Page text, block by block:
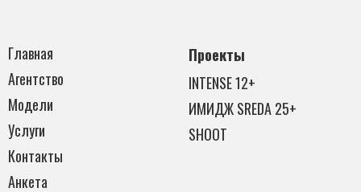
Главная
Агентство
Модели
Услуги
Контакты
Анкета
Проекты
INTENSE 12+
ИМИДЖ SREDA 25+
SHOOT